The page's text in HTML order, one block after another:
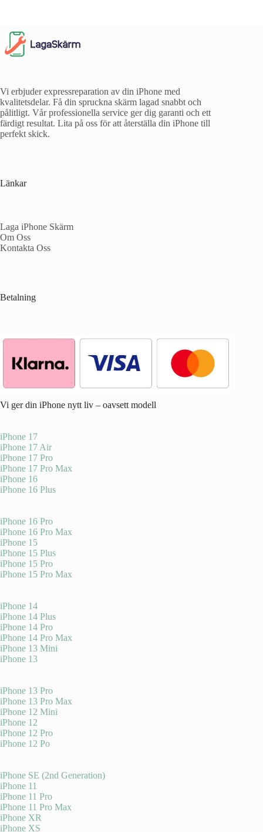
Vi erbjuder expressreparation av din iPhone med
kvalitetsdelar. Få din spruckna skärm lagad snabbt och
pålitligt. Vår professionella service ger dig garanti och ett
färdigt resultat. Lita på oss för att återställa din iPhone till
perfekt skick.
Länkar
Laga iPhone Skärm
Om Oss
Kontakta Oss
Betalning
Vi ger din iPhone nytt liv – oavsett modell
iPhone 17
iPhone 17 Air
iPhone 17 Pro
iPhone 17 Pro Max
iPhone 16
iPhone 16 Plus
iPhone 16 Pro
iPhone 16 Pro Max
iPhone 15
iPhone 15 Plus
iPhone 15 Pro
iPhone 15 Pro Max
iPhone 14
iPhone 14 Plus
iPhone 14 Pro
iPhone 14 Pro Max
iPhone 13 Mini
iPhone 13
iPhone 13 Pro
iPhone 13 Pro Max
iPhone 12 Mini
iPhone 12
iPhone 12 Pro
iPhone 12 Po
iPhone SE (2nd Generation)
iPhone 11
iPhone 11 Pro
iPhone 11 Pro Max
iPhone XR
iPhone XS